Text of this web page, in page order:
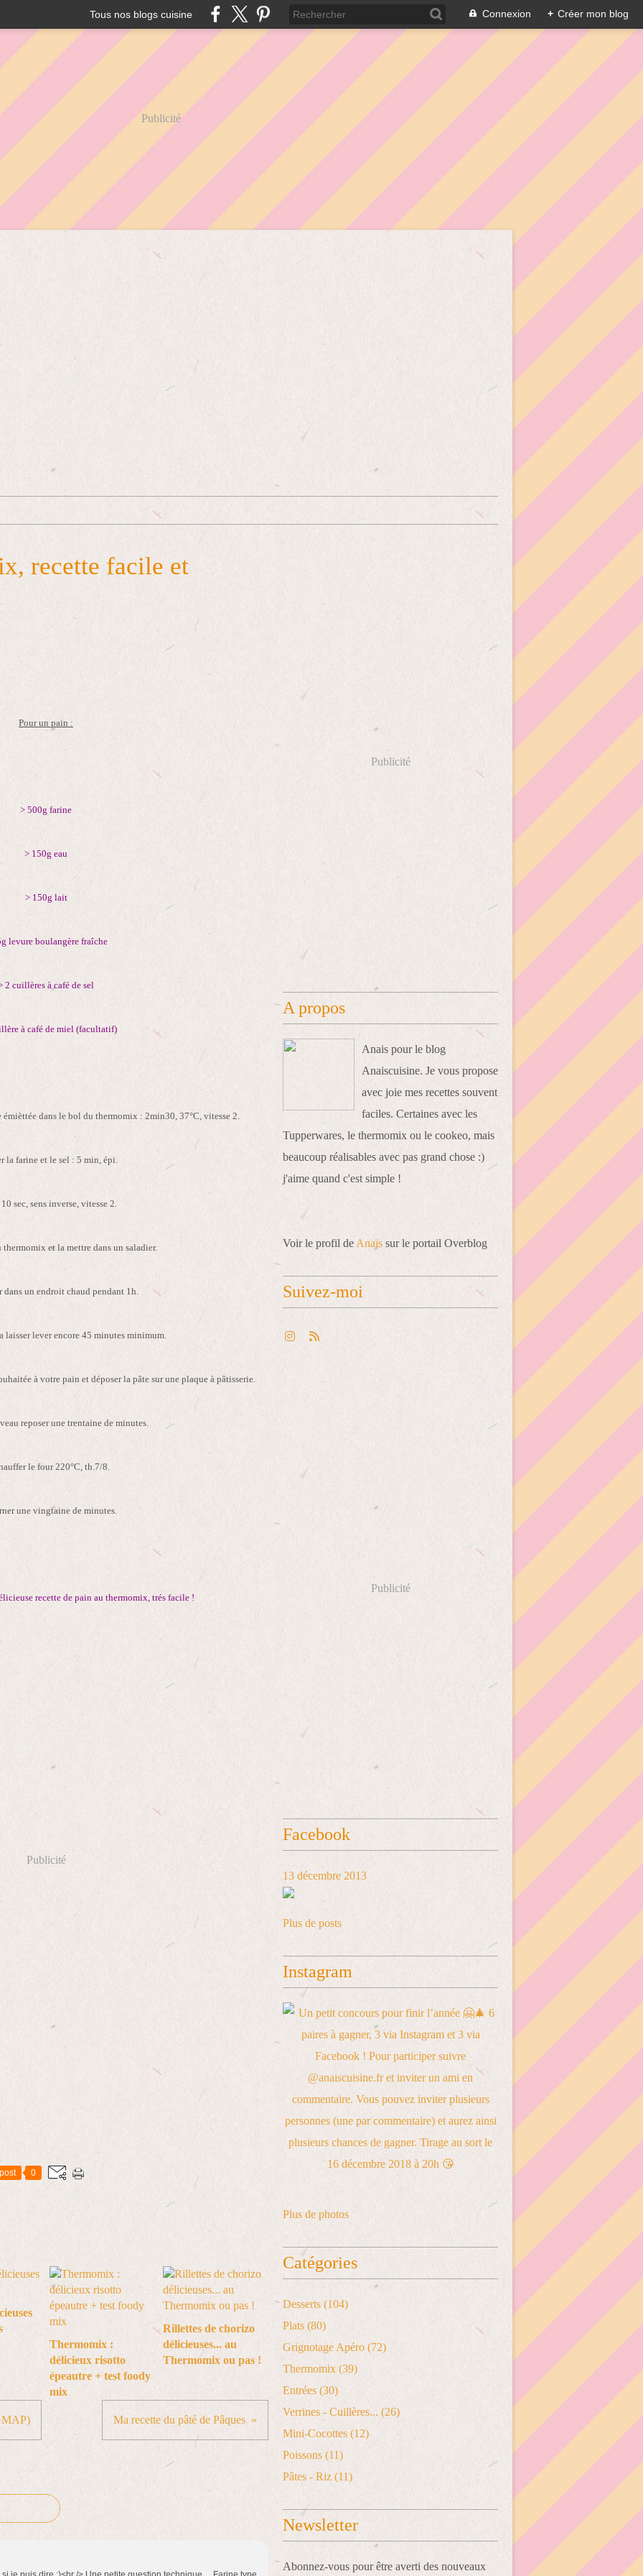
Tous nos blogs cuisine Connexion + Créer mon blog
Publicité
recette facile et
Pour un pain :
> 500g farine
> 150g eau
> 150g lait
levure boulangère fraîche
2 cuillères à café de sel
à café de miel (facultatif)
dans le bol du thermomix : 2min30, 37°C, vitesse 2.
la farine et le sel : 5 min, épi.
sec, sens inverse, vitesse 2.
thermomix et la mettre dans un saladier.
dans un endroit chaud pendant 1h.
laisser lever encore 45 minutes minimum.
à votre pain et déposer la pâte sur une plaque à pâtisserie.
reposer une trentaine de minutes.
le four 220°C, th.7/8.
une vingtaine de minutes.
recette de pain au thermomix, trés facile !
Publicité
0
Thermomix :
délicieux risotto
épeautre + test foody
mix
Rillettes de chorizo
délicieuses... au
Thermomix ou pas !
MAP) Ma recette du pâté de Pâques
Publicité
A propos
Anais pour le blog
Anaiscuisine. Je vous propose
avec joie mes recettes souvent
faciles. Certaines avec les
Tupperwares, le thermomix ou le cookeo, mais
beaucoup réalisables avec pas grand chose :)
j'aime quand c'est simple !
Voir le profil de Anaïs sur le portail Overblog
Suivez-moi
Publicité
Facebook
13 décembre 2013
Plus de posts
Instagram
Plus de photos
Catégories
Desserts (104)
Plats (80)
Grignotage Apéro (72)
Thermomix (39)
Entrées (30)
Verrines - Cuillères... (26)
Mini-Cocottes (12)
Poissons (11)
Pâtes - Riz (11)
Newsletter
Abonnez-vous pour être averti des nouveaux